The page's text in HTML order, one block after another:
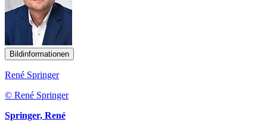
Bildinformationen
René Springer
© René Springer
Springer, René